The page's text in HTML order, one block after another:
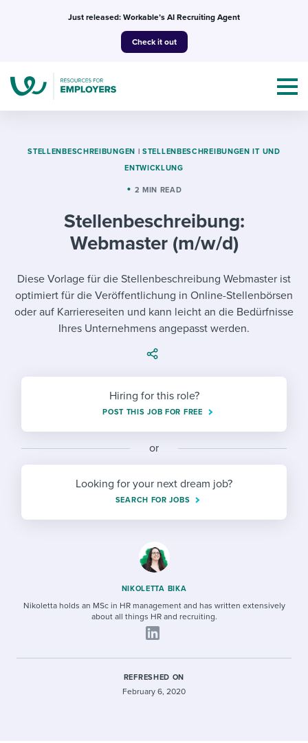
Just released: Workable’s AI Recruiting Agent
Check it out
Topics
Mobilizing AI in my work
Evaluating candidates
Working together with others
Maintaining hiring pipelines
Developing & retaining people
Ensuring compliance
Finding and attracting people
Establishing an employer brand
Candidate/employee experiences
Templates & Guides
Job description templates
Policy templates
Onboarding checklists
Step-by-step tutorials
Free ebooks & reports
HR terms
I’m a jobseeker
I WANT TO LEARN ABOUT...
Pay & benefits
Career development
Modern working life
Overall career resources
Attend webinars & events
Workable customer stories
Explore Workable
Request a demo
Start a free trial
STELLENBESCHREIBUNGEN | STELLENBESCHREIBUNGEN IT UND
ENTWICKLUNG
2 MIN READ
Stellenbeschreibung:
Webmaster (m/w/d)
Diese Vorlage für die Stellenbeschreibung Webmaster ist
optimiert für die Veröffentlichung in Online-Stellenbörsen
oder auf Karriereseiten und kann leicht an die Bedürfnisse
Ihres Unternehmens angepasst werden.
Hiring for this role?
POST THIS JOB FOR FREE
or
Looking for your next dream job?
SEARCH FOR JOBS
NIKOLETTA BIKA
Nikoletta holds an MSc in HR management and has written extensively
about all things HR and recruiting.
REFRESHED ON
February 6, 2020